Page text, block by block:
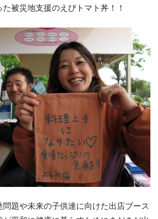
被災地支援のえびトマト丼！！
問題や未来の子供達に向けた出店ブース